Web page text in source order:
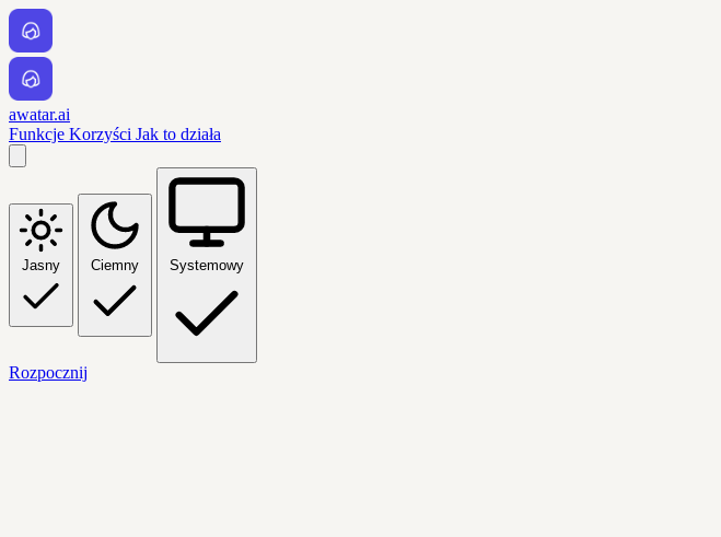
awatar.ai
Funkcje Korzyści Jak to działa
Jasny Ciemny Systemowy
Rozpocznij